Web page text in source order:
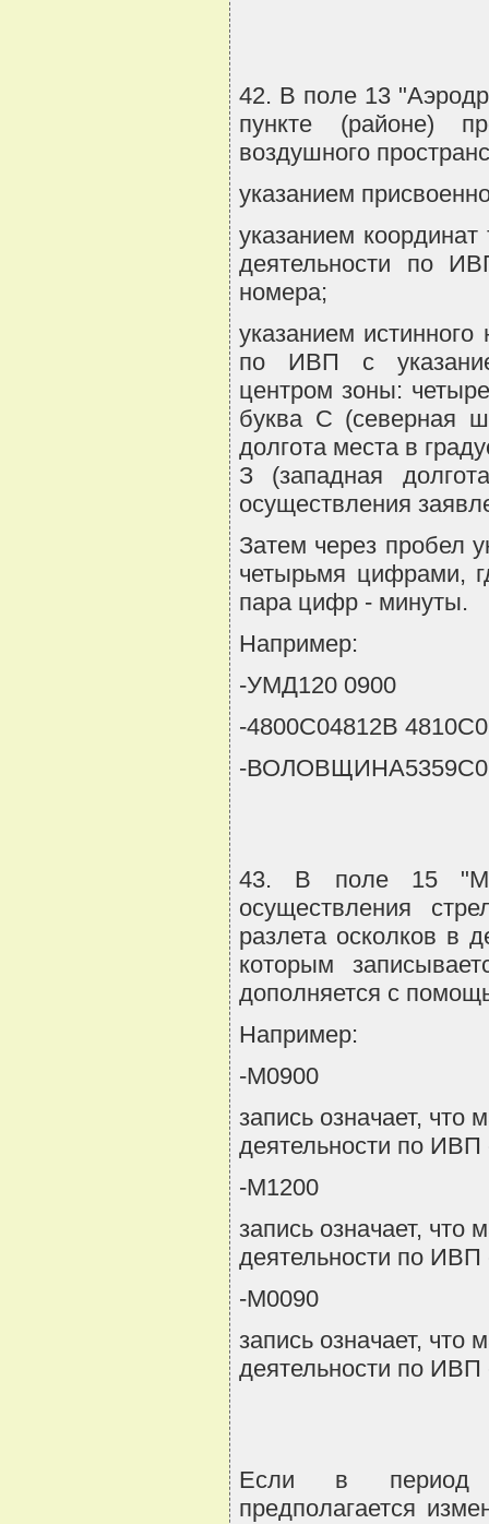
42. В поле 13
пункте (районе)
воздушного
указанием
указанием
деятельности по
номера;
указанием
по ИВП с
центром зоны:
буква С (северная
долгота места в
З (западная
осуществления
Затем через пробел
четырьмя цифрами,
пара цифр - минуты.
Например:
-УМД120 0900
-4800С04812В
-
43. В поле 15
осуществления
разлета осколков в
которым
дополняется с
Например:
-М0900
запись означает, что
деятельности по ИВП
-М1200
запись означает, что
деятельности по ИВП
-М0090
запись означает, что
деятельности по ИВП
Если в период
предполагается